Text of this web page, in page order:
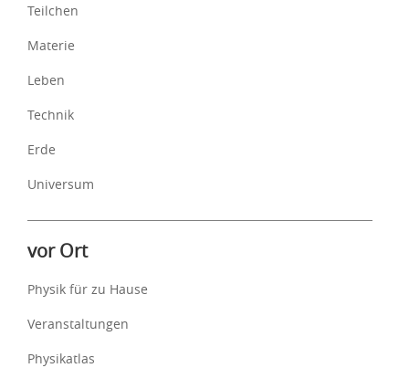
Teilchen
Materie
Leben
Technik
Erde
Universum
vor Ort
Physik für zu Hause
Veranstaltungen
Physikatlas